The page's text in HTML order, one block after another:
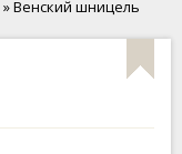
» Венский шницель